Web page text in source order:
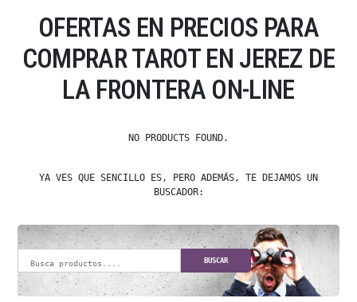
OFERTAS EN PRECIOS PARA
COMPRAR TAROT EN JEREZ DE
LA FRONTERA ON-LINE
NO PRODUCTS FOUND.
YA VES QUE SENCILLO ES, PERO ADEMÁS, TE DEJAMOS UN
BUSCADOR:
BUSCAR